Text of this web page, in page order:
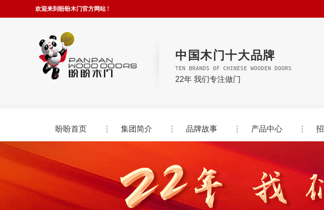
欢迎来到盼盼木门官方网站 !
中国木门十大品牌
TEN BRANDS OF CHINESE WOODEN DOORS
22年 我们专注做门
盼盼首页 集团简介 品牌故事 产品中心